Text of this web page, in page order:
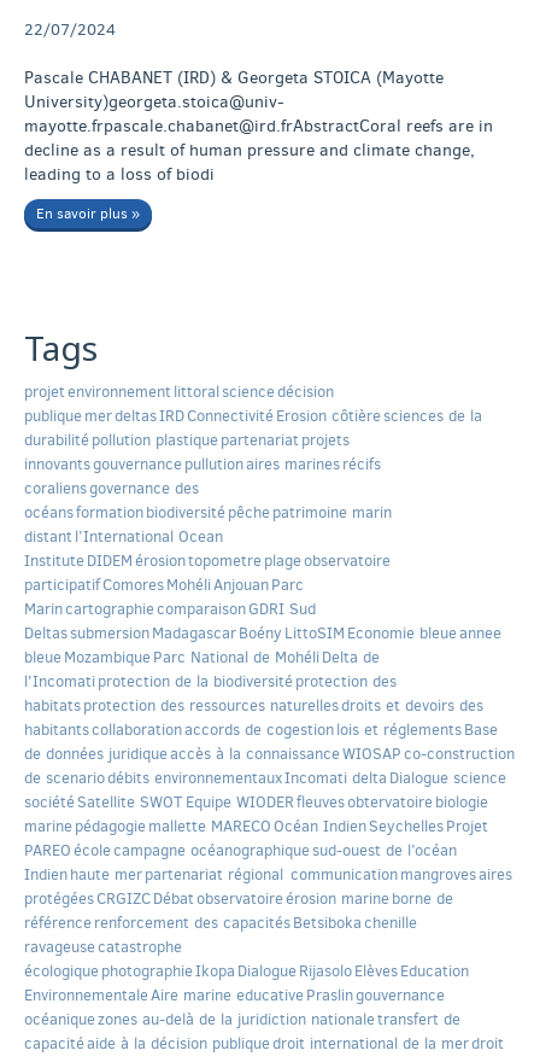
22/07/2024
Pascale CHABANET (IRD) & Georgeta STOICA (Mayotte
University)georgeta.stoica@univ-
mayotte.frpascale.chabanet@ird.frAbstractCoral reefs are in
decline as a result of human pressure and climate change,
leading to a loss of biodi
En savoir plus »
Tags
projetenvironnementlittoralsciencedécision
publiquemerdeltasIRDConnectivitéErosion côtièresciences de la
durabilitépollution plastiquepartenariatprojets
innovantsgouvernancepullutionaires marinesrécifs
coraliensgovernance des
océansformationbiodiversitépêchepatrimoine marin
distantl’International Ocean
InstituteDIDEMérosiontopometreplageobservatoire
participatifComoresMohéliAnjouanParc
MarincartographiecomparaisonGDRI Sud
DeltassubmersionMadagascarBoény LittoSIM Economie bleueannee
bleueMozambiqueParc National de MohéliDelta de
l'Incomatiprotection de la biodiversitéprotection des
habitatsprotection des ressources naturellesdroits et devoirs des
habitantscollaborationaccords de cogestionlois et réglementsBase
de données juridiqueaccès à la connaissanceWIOSAPco-construction
de scenariodébits environnementauxIncomati delta Dialogue science
sociétéSatellite SWOTEquipe WIODERfleuvesobtervatoirebiologie
marinepédagogiemallette MARECOOcéan IndienSeychellesProjet
PAREOécolecampagne océanographiquesud-ouest de l’océan
Indienhaute merpartenariat régional communicationmangrovesaires
protégéesCRGIZCDébatobservatoireérosion marineborne de
référencerenforcement des capacitésBetsibokachenille
ravageusecatastrophe
écologiquephotographieIkopa DialogueRijasoloElèvesEducation
EnvironnementaleAire marine educativePraslingouvernance
océaniquezones au-delà de la juridiction nationaletransfert de
capacitéaide à la décision publiquedroit international de la merdroit